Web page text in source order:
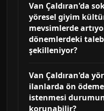
Van Çaldıran'da
yöresel giyim
mevsimlerde
dönemlerdeki
şekilleniyor?
Van Çaldıran'da
ilanlarda ön
istenmesi
korunabilir?